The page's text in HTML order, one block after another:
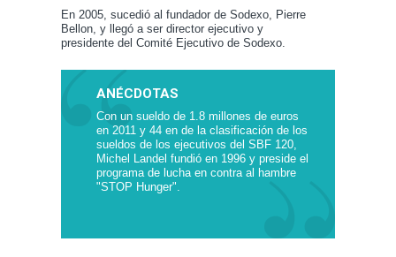
En 2005, sucedió al fundador de Sodexo, Pierre
Bellon, y llegó a ser director ejecutivo y
presidente del Comité Ejecutivo de Sodexo.
ANÉCDOTAS
Con un sueldo de 1.8 millones de euros
en 2011 y 44 en de la clasificación de los
sueldos de los ejecutivos del SBF 120,
Michel Landel fundió en 1996 y preside el
programa de lucha en contra al hambre
"STOP Hunger".